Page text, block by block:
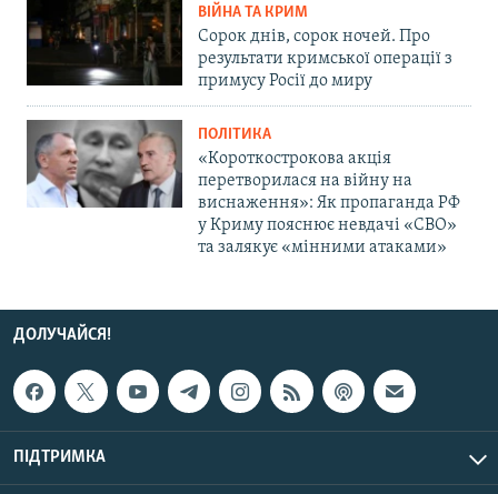
ВІЙНА ТА КРИМ
Сорок днів, сорок ночей. Про
результати кримської операції з
примусу Росії до миру
ПОЛІТИКА
«Короткострокова акція
перетворилася на війну на
виснаження»: Як пропаганда РФ
у Криму пояснює невдачі «СВО»
та залякує «мінними атаками»
ДОЛУЧАЙСЯ!
ПІДТРИМКА